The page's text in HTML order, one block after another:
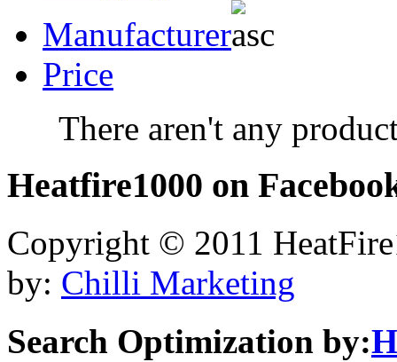
Manufacturer
Price
There aren't any
Heatfire1000 on
Copyright © 2011
by: Chilli Marketing
Search Optimization by: